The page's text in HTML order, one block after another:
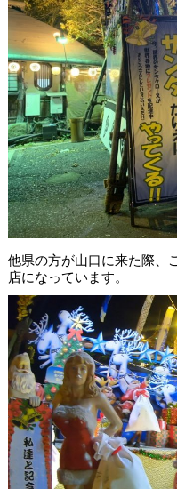
他県の方が山口に来た際、
店になっています。